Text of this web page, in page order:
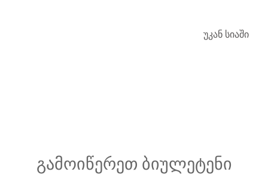
უკან სიაში
ᲒᲐᲛᲝᲘᲬᲔᲠᲔᲗ ᲑᲘᲣᲚᲔᲢᲔᲜᲘ